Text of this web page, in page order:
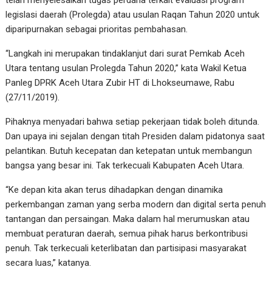
legislasi daerah (Prolegda) atau usulan Raqan Tahun 2020 untuk
diparipurnakan sebagai prioritas pembahasan.
“Langkah ini merupakan tindaklanjut dari surat Pemkab Aceh
Utara tentang usulan Prolegda Tahun 2020,” kata Wakil Ketua
Panleg DPRK Aceh Utara Zubir HT di Lhokseumawe, Rabu
(27/11/2019).
Pihaknya menyadari bahwa setiap pekerjaan tidak boleh ditunda.
Dan upaya ini sejalan dengan titah Presiden dalam pidatonya saat
pelantikan. Butuh kecepatan dan ketepatan untuk membangun
bangsa yang besar ini. Tak terkecuali Kabupaten Aceh Utara.
“Ke depan kita akan terus dihadapkan dengan dinamika
perkembangan zaman yang serba modern dan digital serta penuh
tantangan dan persaingan. Maka dalam hal merumuskan atau
membuat peraturan daerah, semua pihak harus berkontribusi
penuh. Tak terkecuali keterlibatan dan partisipasi masyarakat
secara luas,” katanya.